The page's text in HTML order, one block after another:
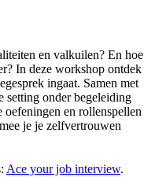
en valkuilen? En hoe
In deze workshop ontdek
ingaat. Samen met
setting onder begeleiding
oefeningen en rollenspellen
je je zelfvertrouwen
Ace your job interview.